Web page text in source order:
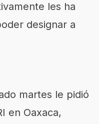
les ha
designar a
martes le pidió
en Oaxaca,